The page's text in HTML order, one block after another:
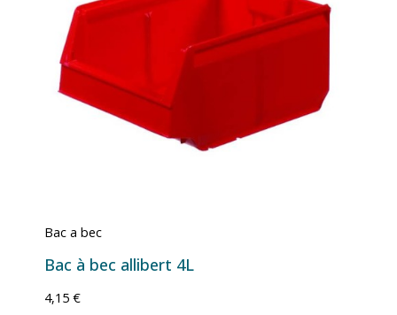
Bac a bec
Bac à bec allibert 4L
4,15 €